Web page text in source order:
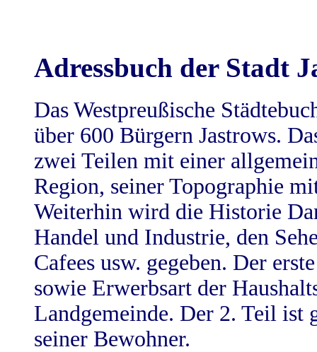
Adressbuch der Stadt
Das Westpreußische
über 600 Bürgern Jastrows.
zwei Teilen mit einer
Region, seiner Topographie
Weiterhin wird die Historie
Handel und Industrie, den
Cafees usw. gegeben. Der
sowie Erwerbsart der
Landgemeinde. Der 2. Teil ist
seiner Bewohner.